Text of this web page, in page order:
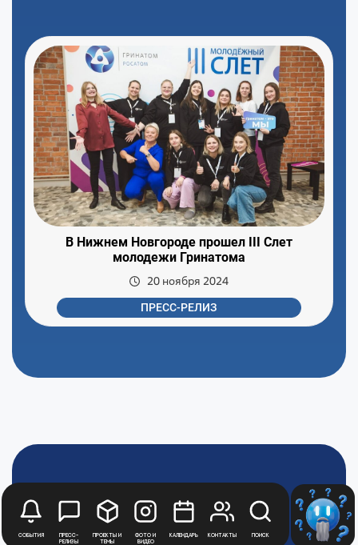
События
Пресс-
релизы
Проекты и
темы
Фото и
видео
Календарь Контакты Поиск
В Нижнем Новгороде прошел III Слет
молодежи Гринатома
20 ноября 2024
ПРЕСС-РЕЛИЗ
Медиацентр
Атомной